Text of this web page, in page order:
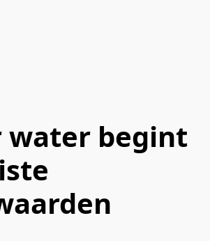
water begint